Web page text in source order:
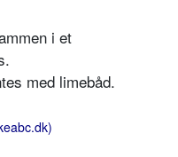
i et
med limebåd.